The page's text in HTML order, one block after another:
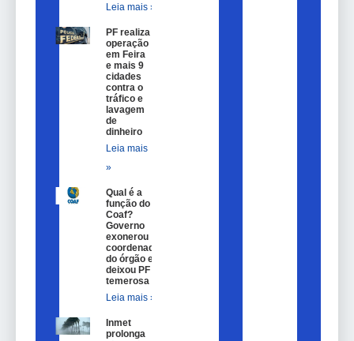
Leia mais »
PF realiza
operação
em Feira
e mais 9
cidades
contra o
tráfico e
lavagem
de
dinheiro
Leia mais
»
Qual é a
função do
Coaf?
Governo
exonerou
coordenador
do órgão e
deixou PF
temerosa
Leia mais »
Inmet
prolonga